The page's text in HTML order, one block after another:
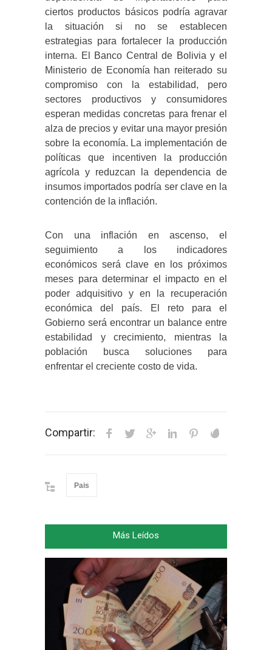
ciertos productos básicos podría agravar
la situación si no se establecen
estrategias para fortalecer la producción
interna. El Banco Central de Bolivia y el
Ministerio de Economía han reiterado su
compromiso con la estabilidad, pero
sectores productivos y consumidores
esperan medidas concretas para frenar el
alza de precios y evitar una mayor presión
sobre la economía. La implementación de
políticas que incentiven la producción
agrícola y reduzcan la dependencia de
insumos importados podría ser clave en la
contención de la inflación.
Con una inflación en ascenso, el
seguimiento a los indicadores
económicos será clave en los próximos
meses para determinar el impacto en el
poder adquisitivo y en la recuperación
económica del país. El reto para el
Gobierno será encontrar un balance entre
estabilidad y crecimiento, mientras la
población busca soluciones para
enfrentar el creciente costo de vida.
Compartir:
Pais
Más Leídos